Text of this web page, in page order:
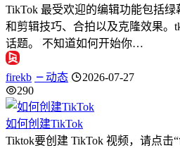
TikTok 最受欢迎的编辑功能包括
和剪辑技巧、合拍以及克隆效果。
话题。 不知道如何开始你…
firekb 动态
2026-07-27
290
如何创建TikTok
Tiktok要创建 TikTok 视频，请点击